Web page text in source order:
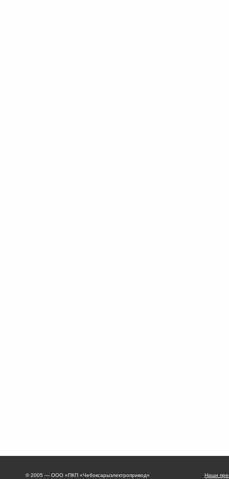
© 2005 — ООО «ПКП «Чебоксарыэлектропривод» Наши